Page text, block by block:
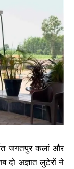
जगतपुर कलां और
दो अज्ञात लुटेरों ने